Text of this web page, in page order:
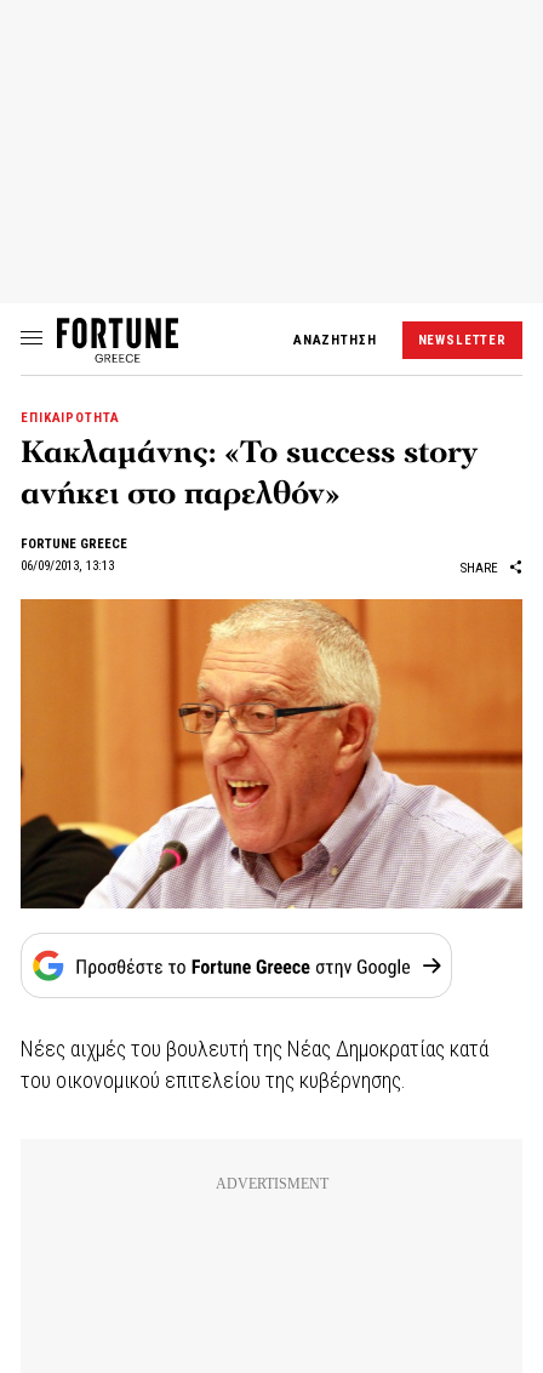
ΑΝΑΖΗΤΗΣΗ NEWSLETTER
ΕΠΙΚΑΙΡΟΤΗΤΑ
Κακλαμάνης: «Το success story
ανήκει στο παρελθόν»
FORTUNE GREECE
06/09/2013, 13:13
SHARE
Νέες αιχμές του βουλευτή της Νέας Δημοκρατίας κατά
του οικονομικού επιτελείου της κυβέρνησης.